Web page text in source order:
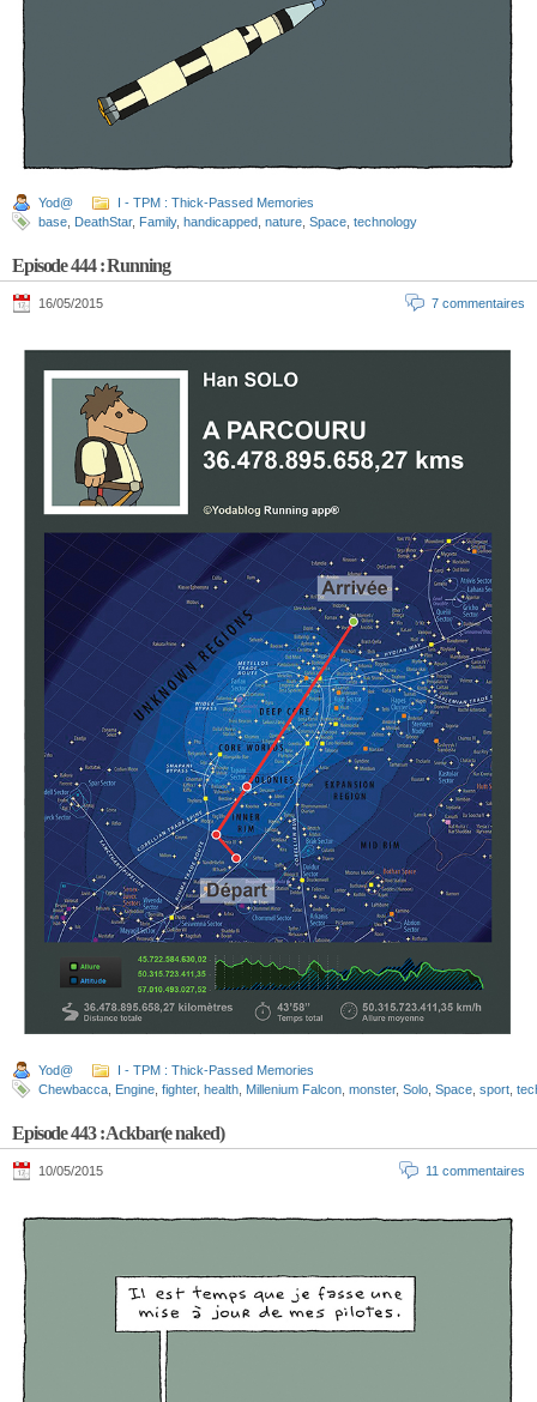
Yod@
I - TPM : Thick-Passed Memories
base DeathStar, Family, handicapped nature Space technology
Episode 444 : Running
16/05/2015 7 commentaires
Yod@
I - TPM : Thick-Passed Memories
Chewbacca Engine fighter, health Millenium Falcon monster, Solo Space sport
Episode 443 : Ackbar(e naked)
10/05/2015 11 commentaires